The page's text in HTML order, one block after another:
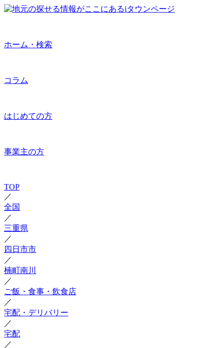
ホーム・検索
コラム
はじめての方
事業主の方
TOP
／
全国
／
三重県
／
四日市市
／
楠町南川
／
ご飯・食事・飲食店
／
宅配・デリバリー
／
宅配
／